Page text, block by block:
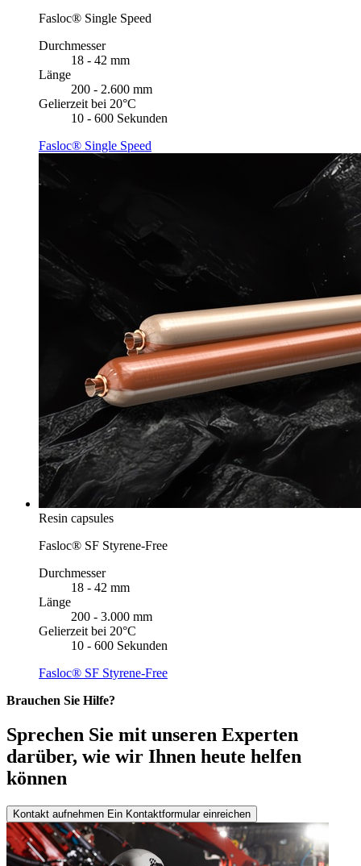
Fasloc® Single Speed
Durchmesser
18 - 42 mm
Länge
200 - 2.600 mm
Gelierzeit bei 20°C
10 - 600 Sekunden
Fasloc® Single Speed
Resin capsules
Fasloc® SF Styrene-Free
Durchmesser
18 - 42 mm
Länge
200 - 3.000 mm
Gelierzeit bei 20°C
10 - 600 Sekunden
Fasloc® SF Styrene-Free
Brauchen Sie Hilfe?
Sprechen Sie mit unseren Experten
darüber, wie wir Ihnen heute helfen
können
Kontakt aufnehmen Ein Kontaktformular einreichen